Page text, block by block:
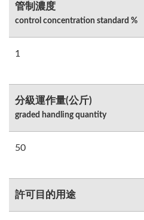
管制濃度
control concentration standard %
1
分級運作量(公斤)
graded handling quantity
50
許可目的用途